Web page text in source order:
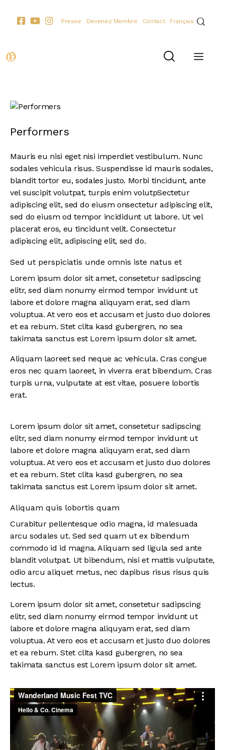
Presse Devenez Membre Contact Français
Performers
Mauris eu nisi eget nisi imperdiet vestibulum. Nunc
sodales vehicula risus. Suspendisse id mauris sodales,
blandit tortor eu, sodales justo. Morbi tincidunt, ante
vel suscipit volutpat, turpis enim volutpSectetur
adipiscing elit, sed do eiusm onsectetur adipiscing elit,
sed do eiusm od tempor incididunt ut labore. Ut vel
placerat eros, eu tincidunt velit. Consectetur
adipiscing elit, adipiscing elit, sed do.
Sed ut perspiciatis unde omnis iste natus et
Lorem ipsum dolor sit amet, consetetur sadipscing
elitr, sed diam nonumy eirmod tempor invidunt ut
labore et dolore magna aliquyam erat, sed diam
voluptua. At vero eos et accusam et justo duo dolores
et ea rebum. Stet clita kasd gubergren, no sea
takimata sanctus est Lorem ipsum dolor sit amet.
Aliquam laoreet sed neque ac vehicula. Cras congue
eros nec quam laoreet, in viverra erat bibendum. Cras
turpis urna, vulputate at est vitae, posuere lobortis
erat.
Lorem ipsum dolor sit amet, consetetur sadipscing
elitr, sed diam nonumy eirmod tempor invidunt ut
labore et dolore magna aliquyam erat, sed diam
voluptua. At vero eos et accusam et justo duo dolores
et ea rebum. Stet clita kasd gubergren, no sea
takimata sanctus est Lorem ipsum dolor sit amet.
Aliquam quis lobortis quam
Curabitur pellentesque odio magna, id malesuada
arcu sodales ut. Sed sed quam ut ex bibendum
commodo id id magna. Aliquam sed ligula sed ante
blandit volutpat. Ut bibendum, nisi et mattis vulputate,
odio arcu aliquet metus, nec dapibus risus risus quis
lectus.
Lorem ipsum dolor sit amet, consetetur sadipscing
elitr, sed diam nonumy eirmod tempor invidunt ut
labore et dolore magna aliquyam erat, sed diam
voluptua. At vero eos et accusam et justo duo dolores
et ea rebum. Stet clita kasd gubergren, no sea
takimata sanctus est Lorem ipsum dolor sit amet.